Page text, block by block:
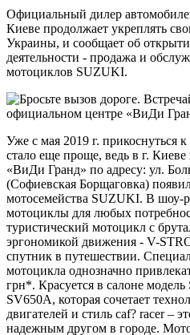
Официальный дилер
Киеве продолжает укреплять
Украины, и сообщает об
деятельности - продажа и
мотоциклов SUZUKI.
Уже с мая 2019 г. прикоснуться
стало еще проще, ведь в г.
«ВиДи Гранд» по адресу: ул.
(Софиевская Борщаговка)
мотосемейства SUZUKI. В шоу-
мотоциклы для любых
туристический мотоцикл с
эргономикой движения - V-
спутник в путешествии.
мотоцикла однозначно
грн*. Красуется в салоне
SV650A, которая сочетает
двигателей и стиль caf? racer –
надежным другом в городе.